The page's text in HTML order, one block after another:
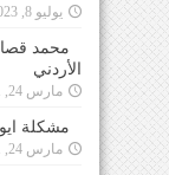
يوليو 8, 2023
محمد
الأردني
مارس 24, 2021
مشكلة
مارس 24, 2021